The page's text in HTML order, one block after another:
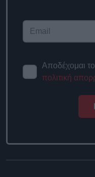
Αποδέχομαι
πολιτική